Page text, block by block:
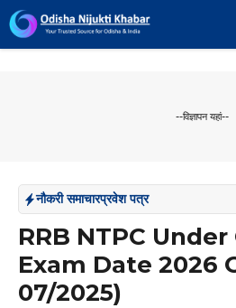
Skip
to
content
--विज्ञापन यहां--
नौकरी समाचारप्रवेश पत्र
RRB NTPC
Exam Date 2026
07/2025)